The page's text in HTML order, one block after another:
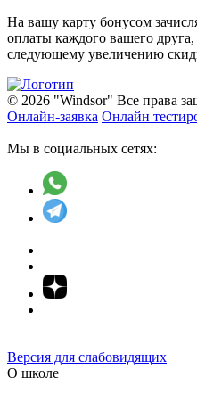
На вашу карту бонусом
оплаты каждого вашего
следующему увеличению
© 2026 "Windsor" Все права
Онлайн-заявка Онлайн
Мы в социальных сетях:
Версия для слабовидящих
О школе